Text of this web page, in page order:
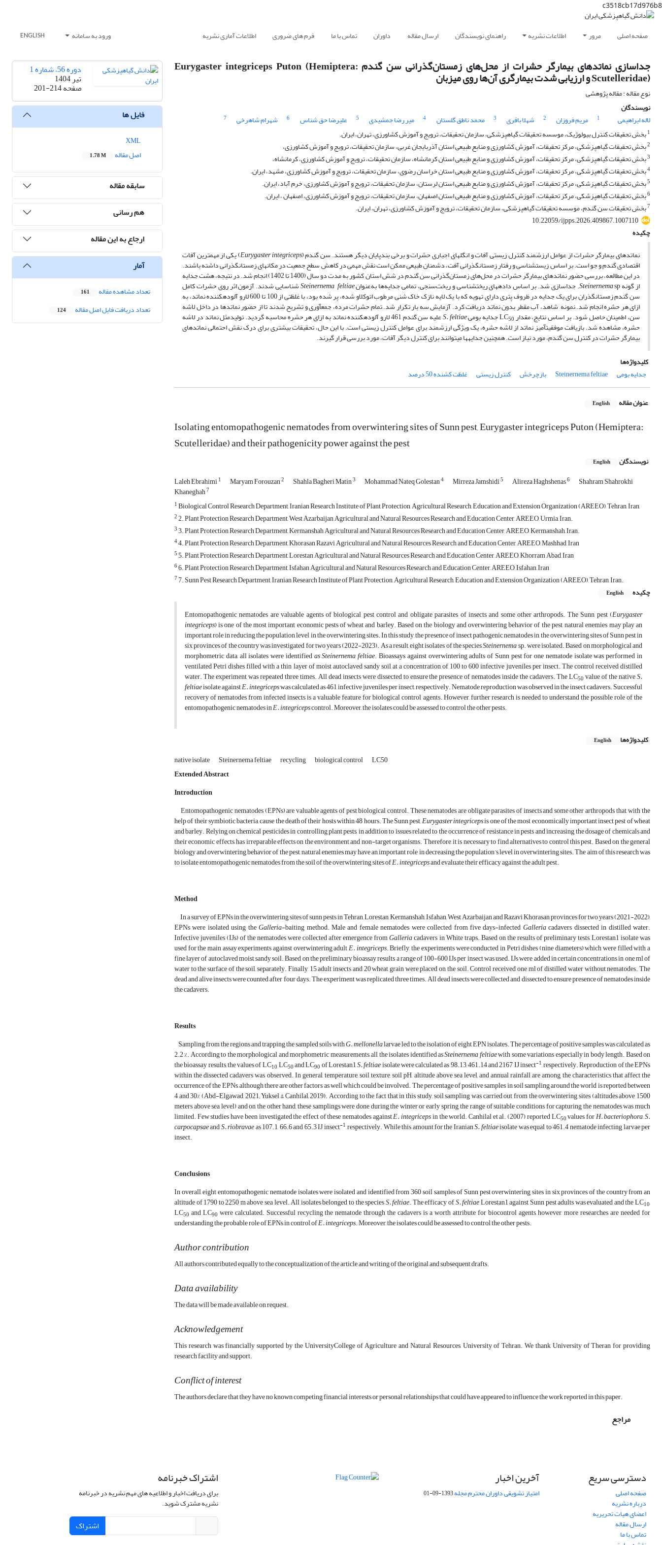
c3518cb17d976b8
صفحه اصلی مرور اطلاعات نشریه راهنمای نویسندگان ارسال مقاله داوران تماس با ما فرم های ضروری اطلاعات آماری نشریه ورود به سامانه ENGLISH
جداسازی نماتدهای بیمارگر حشرات از محل‌های زمستان‌گذرانی سن گندم Eurygaster integriceps Puton (Hemiptera:
Scutelleridae) و ارزیابی شدت بیمارگری‌ آن‌ها روی میزبان
نوع مقاله : مقاله پژوهشی
نویسندگان
لاله ابراهیمی
1 مریم فروزان 2 شهلا باقری 3 محمد ناطق گلستان 4 میر رضا جمشیدی 5 علیرضا حق شناس 6 شهرام شاهرخی
7
1بخش تحقیقات کنترل بیولوژیک، موسسه تحقیقات گیاهپزشکی، سازمان تحقیقات، ترویج و آموزش کشاورزی، تهران، ایران.
2بخش تحقیقات گیاهپزشکی، مرکز تحقیقات، آموزش کشاورزی و منابع طبیعی استان آذربایجان غربی، سازمان تحقیقات، ترویج و آموزش کشاورزی،
3بخش تحقیقات گیاهپزشکی، مرکز تحقیقات، آموزش کشاورزی و منابع طبیعی استان کرمانشاه، سازمان تحقیقات، ترویج و آموزش کشاورزی، کرمانشاه،
4بخش تحقیقات گیاهپزشکی، مرکز تحقیقات، آموزش کشاورزی و منابع طبیعی استان خراسان رضوی، سازمان تحقیقات، ترویج و آموزش کشاورزی، مشهد، ایران.
5بخش تحقیقات گیاهپزشکی، مرکز تحقیقات، آموزش کشاورزی و منابع طبیعی استان لرستان، سازمان تحقیقات، ترویج و آموزش کشاورزی، خرم آباد، ایران.
6بخش تحقیقات گیاهپزشکی، مرکز تحقیقات، آموزش کشاورزی و منابع طبیعی استان اصفهان، سازمان تحقیقات، ترویج و آموزش کشاورزی، اصفهان ، ایران.
7بخش تحقیقات سن گندم، موسسه تحقیقات گیاهپزشکی، سازمان تحقیقات، ترویج و آموزش کشاورزی، تهران، ایران.
10.22059/ijpps.2026.409867.1007110
چکیده
نماتدهای بیمارگر حشرات از عوامل ارزشمند کنترل زیستی آفات و انگل­های اجباری حشرات و برخی بندپایان دیگر هستند. سن گندم (
Eurygasterintegriceps ) یکی از مهم­ترین آفات
اقتصادی گندم و جو است. بر اساس زیست­شناسی و رفتار زمستان­گذرانی آفت، دشمنان طبیعی ممکن است نقش مهمی در کاهش سطح جمعیت در مکان­های زمستان­گذرانی داشته باشند.
در این مطالعه، بررسی حضور نماتدهای بیمارگر حشرات در محل‌های زمستان‌گذرانی سن گندم در شش استان کشور به مدت دو سال (1400 تا 1402) انجام شد. در نتیجه، هشت جدایه
از گونه Steinernemasp. جداسازی شد. بر اساس داده­های ریخت­شناسی و ریخت‌سنجی، تمامی جدایه‌ها به‌عنوان Steinernema feltiaeشناسایی شدند. آزمون اثر روی حشرات کامل
سن گندم زمستانگذران برای یک جدایه در ظروف پتری دارای تهویه که با یک لایه نازک خاک شنی مرطوب اتوکلاو شده، پر شده بود، با غلظتی از 100 تا 600 لارو آلوده­کننده نماتد، به
ازای هر حشره انجام شد. نمونه شاهد، آب مقطر بدون نماتد دریافت کرد. آزمایش سه بار تکرار شد. تمام حشرات مرده، جمع­آوری و تشریح شدند تا از حضور نماتدها در داخل لاشه
سن، اطمینان حاصل شود. بر اساس نتایج، مقدار LC 50 جدایه بومیS. feltiae علیه سن گندم 461 لارو آلوده­کننده نماتد به ازای هر حشره محاسبه گردید. تولیدمثل نماتد در لاشه
حشره، مشاهده شد. بازیافت موفقیت­آمیز نماتد از لاشه حشره، یک ویژگی ارزشمند برای عوامل کنترل زیستی است. با این حال، تحقیقات بیشتری برای درک نقش احتمالی نماتدهای
بیمارگر حشرات در کنترل سن گندم، مورد نیاز است. همچنین جدایه­ها می­توانند برای کنترل دیگر آفات، مورد بررسی قرار گیرند.
کلیدواژه‌ها
جدایه بومی
Steinernema feltiae بازچرخش کنترل زیستی غلظت کشنده 50 درصد
عنوان مقاله English
Isolating entomopathogenic nematodes from overwintering sites of Sunn pest, Eurygaster integriceps Puton (Hemiptera:
Scutelleridae) and their pathogenicity power against the pest
نویسندگان English
Laleh Ebrahimi1 Maryam Forouzan2 Shahla Bagheri Matin3 Mohammad Nateq Golestan4 Mirreza Jamshidi5 Alireza Haghshenas6 Shahram Shahrokhi
Khaneghah7
1Biological Control Research Department, Iranian Research Institute of Plant Protection, Agricultural Research, Education and Extension Organization (AREEO), Tehran, Iran,
22. Plant Protection Research Department, West Azarbaijan Agricultural and Natural Resources Research and Education Center, AREEO, Urmia, Iran.
33. Plant Protection Research Department, Kermanshah Agricultural and Natural Resources Research and Education Center, AREEO, Kermanshah, Iran.
44. Plant Protection Research Department, Khorasan Razavi Agricultural and Natural Resources Research and Education Center, AREEO, Mashhad, Iran
55. Plant Protection Research Department, Lorestan Agricultural and Natural Resources Research and Education Center, AREEO, Khorram Abad, Iran
66. Plant Protection Research Department, Isfahan Agricultural and Natural Resources Research and Education Center, AREEO, Isfahan, Iran
77. Sunn Pest Research Department, Iranian Research Institute of Plant Protection, Agricultural Research, Education and Extension Organization (AREEO), Tehran, Iran.
چکیده
English
Entomopathogenic nematodes are valuable agents of biological pest control and obligate parasites of insects and some other arthropods. The Sunn pest (Eurygaster
integriceps) is one of the most important economic pests of wheat and barley. Based on the biology and overwintering behavior of the pest, natural enemies may play an
important role in reducing the population level in the overwintering sites. In this study, the presence of insect pathogenic nematodes in the overwintering sites of Sunn pest in
six provinces of the country was investigated for two years (2022-2023). As a result, eight isolates of the speciesSteinernemasp. were isolated. Based on morphological and
morphometric data, all isolates were identifiedas Steinernema feltiae. Bioassays against overwintering adults of Sunn pest for one nematode isolate was performed in
ventilated Petri dishes filled with a thin layer of moist autoclaved sandy soil at a concentration of 100 to 600 infective juveniles per insect. The control received distilled
water. The experiment was repeated three times. All dead insects were dissected to ensure the presence of nematodes inside the cadavers. The LC50 value ​​of the nativeS.
feltiaeisolate againstE. integricepswas calculated as 461 infective juveniles per insect, respectively. Nematode reproduction was observed in the insect cadavers. Successful
recovery of nematodes from infected insects is a valuable feature for biological control agents. However, further research is needed to understand the possible role of the
entomopathogenic nematodes inE. integricepscontrol. Moreover, the isolates could be assessed to control the other pests.
کلیدواژه‌ها English
native isolate Steinernema feltiae recycling biological control
LC50
Extended Abstract
Introduction
Entomopathogenic nematodes (EPNs) are valuable agents of pest biological control. These nematodes are obligate parasites of insects and some other arthropods that, with the
help of their symbiotic bacteria, cause the death of their hosts within 48 hours. The Sunn pest,Eurygasterintegricepsis one of the most economically important insect pest of wheat
and barley. Relying on chemical pesticides in controlling plant pests, in addition to issues related to the occurrence of resistance in pests and increasing the dosage of chemicals and
their economic effects, has irreparable effects on the environment and non-target organisms. Therefore, it is necessary to find alternatives to control this pest. Based on the general
biology and overwintering behavior of the pest, natural enemies may have an important role in decreasing the population’s level in overwintering sites. The aim of this research was
to isolate entomopathogenic nematodes from the soil of the overwintering sites ofE.integricepsand evaluate their efficacy against the adult pest.
Method
In a survey of EPNs in the overwintering sites of sunn pests in Tehran, Lorestan, Kermanshah, Isfahan, West Azarbaijan and Razavi Khorasan provinces for two years (2021-2022),
EPNs were isolated using theGalleria-baiting method. Male and female nematodes were collected from five days-infectedGalleriacadavers dissected in distilled water.
Infective juveniles (IJs) of the nematodes were collected after emergence fromGalleriacadavers in White traps. Based on the results of preliminary tests, Lorestan1 isolate was
used for the main assay experiments against overwintering adultE.integriceps. Briefly, the experiments were conducted in Petri dishes (nine diameters) which were filled with a
fine layer of autoclaved moist sandy soil. Based on the preliminary bioassay results a range of 100-600 IJs per insect was used. IJs were added in certain concentrations in one ml of
water to the surface of the soil, separately. Finally, 15 adult insects and 20 wheat grain were placed on the soil. Control received one ml of distilled water without nematodes. The
dead and alive insects were counted after four days. The experiment was replicated three times. All dead insects were collected and dissected to ensure presence of nematodes inside
the cadavers.
Results
Sampling from the regions and trapping the sampled soils withG. mellonellalarvae led to the isolation of eight EPN isolates. The percentage of positive samples was calculated as
2.2 %. According to the morphological and morphometric measurements, all the isolates identified asSteinernema feltiaewithsomevariationsespeciallyinbodylength. Based on
the bioassay results, the values of LC10,LC50and LC90 of Lorestan1S.feltiaeisolate were calculated as 98.13, 461.14 and 2167 IJ insect-1, respectively. Reproduction of the EPNs
within the dissected cadavers was observed. In general, temperature, soil texture, soil pH, altitude above sea level, and annual rainfall are among the characteristics that affect the
occurrence of the EPNs, although there are other factors as well which could be involved. The percentage of positive samples in soil sampling around the world is reported between
4 and 30% (Abd-Elgawad, 2021; Yuksel & Canhilal, 2019). According to the fact that in this study, soil sampling was carried out from the overwintering sites (altitudes above 1500
meters above sea level) and on the other hand, these samplings were done during the winter or early spring, the range of suitable conditions for capturing the nematodes was much
limited. Few studies have been investigated the effect of these nematodes againstE.integricepsin the world. Canhilal et al. (2007) reported LC50values ​​forH. bacteriophora,S.
carpocapsaeandS. riobravaeas 107.1, 66.6 and 65.3 IJ insect-1, respectively. While this amount for the IranianS. feltiaeisolate was equal to 461.4 nematode infecting larvae per
insect.
Conclusions
In overall, eight entomopathogenic nematode isolates were isolated and identified from 360 soil samples of Sunn pest overwintering sites in six provinces of the country from an
altitude of 1790 to 2250 m above sea level. All isolates belonged to the speciesS. feltiae. The efficacy ofS. feltiaeLorestan1 against Sunn pest adults was evaluated and the LC10,
LC50 and LC90 were calculated. Successful recycling the nematode through the cadavers is a worth attribute for biocontrol agents, however, more researches are needed for
understanding the probable role of EPNs in control ofE.integriceps. Moreover, the isolates could be assessed to control the other pests.
Author contribution
All authors contributed equally to the conceptualization of the article and writing of the original and subsequent drafts.
Data availability
The data will be made available on request.
Acknowledgement
This research was financially supported by the UniversityCollege of Agriculture and Natural Resources, University of Tehran. We thank University of Theran for providing
research facility and support.
Conflict of interest
The authors declare that they have no known competing financial interests or personal relationships that could have appeared to influence the work reported in this paper.
مراجع
دوره 56، شماره 1
تیر 1404
صفحه201-214
فایل ها
اصل مقاله
1.78 M
سابقه مقاله
هم رسانی
ارجاع به این مقاله
آمار
تعداد مشاهده مقاله 161
تعداد دریافت فایل اصل مقاله 124
دسترسی سریع
صفحه اصلی
درباره نشریه
اعضای هیات تحریریه
ارسال مقاله
تماس با ما
آخرین اخبار
امتیاز تشویقی داوران محترم مجله1393-09-01
اشتراک خبرنامه
برای دریافت اخبار و اطلاعیه های مهم نشریه در خبرنامه
نشریه مشترک شوید.
اشتراک